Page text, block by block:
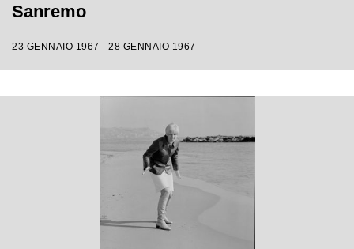
Sanremo
23 GENNAIO 1967 - 28 GENNAIO 1967